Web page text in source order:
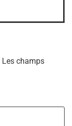
Les champs